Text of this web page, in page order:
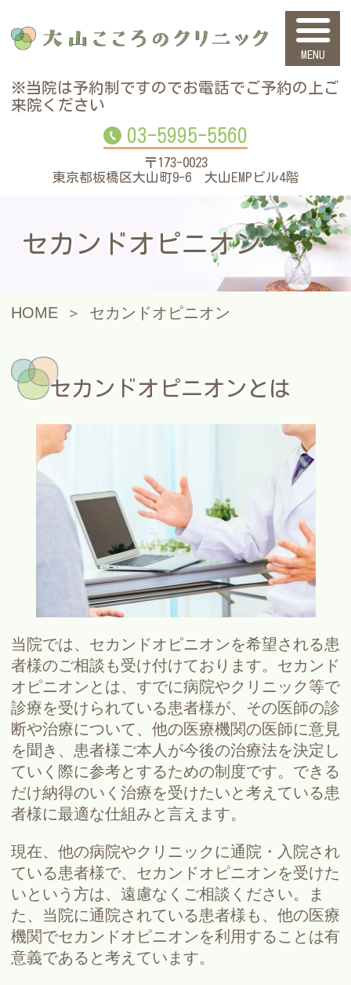
大山こころのク
※当院は予約制ですので お電話でご予約の上ご
来院ください
03-5995-5560
〒173-0023
東京都板橋区大山町9-6 大山EMPビル4階
セカンドオピニオン
HOME セカンドオピニオン
セカンドオピニオンとは
当院では、セカンドオピニオンを希望される患
者様のご相談も受け付けております。セカンド
オピニオンとは、すでに病院やクリニック等で
診療を受けられている患者様が、その医師の診
断や治療について、他の医療機関の医師に意見
を聞き、患者様ご本人が今後の治療法を決定し
ていく際に参考とするための制度です。できる
だけ納得のいく治療を受けたいと考えている患
者様に最適な仕組みと言えます。
現在、他の病院やクリニックに通院・入院され
ている患者様で、セカンドオピニオンを受けた
いという方は、遠慮なくご相談ください。ま
た、当院に通院されている患者様も、他の医療
機関でセカンドオピニオンを利用することは有
意義であると考えています。